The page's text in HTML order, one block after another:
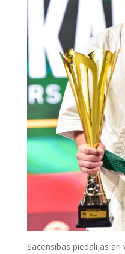
Sacensības piedalījās